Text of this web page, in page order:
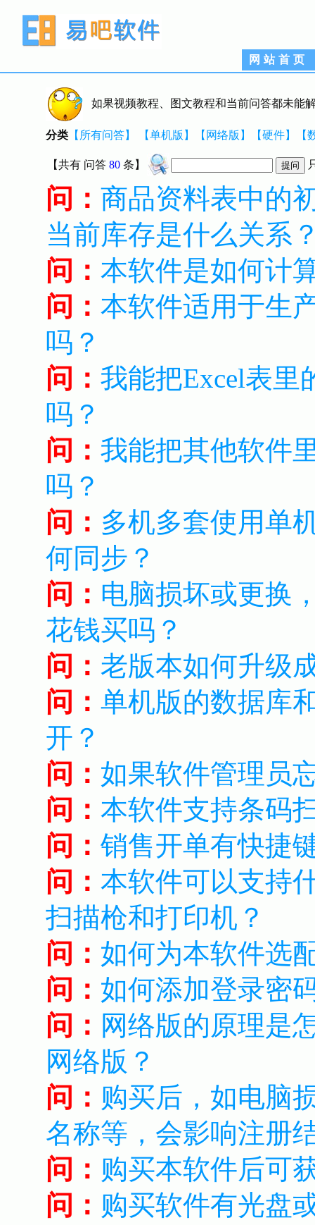
网站首页
如果视频教程、图文教程和当前问答都未能
分类 【所有问答】 【单机版】 【网络版】 【硬件】 【
【共有 问答 80 条】
问： 商品资料表中的
当前库存是什么关系
问： 本软件是如何计
问： 本软件适用于生
吗？
问： 我能把Excel表里
吗？
问： 我能把其他软件
吗？
问： 多机多套使用单
何同步？
问： 电脑损坏或更换
花钱买吗？
问： 老版本如何升级
问： 单机版的数据库
开？
问： 如果软件管理员
问： 本软件支持条码
问： 销售开单有快捷
问： 本软件可以支持
扫描枪和打印机？
问： 如何为本软件选
问： 如何添加登录密
问： 网络版的原理是
网络版？
问： 购买后，如电脑
名称等，会影响注册
问： 购买本软件后可
问： 购买软件有光盘